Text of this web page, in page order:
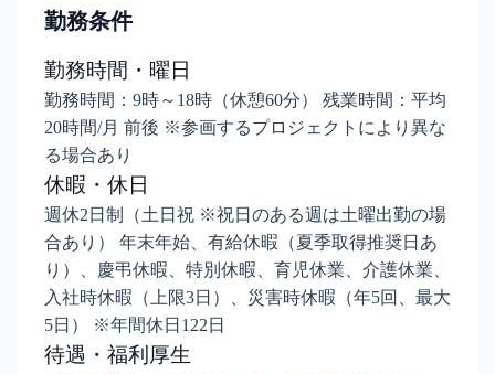
勤務条件
勤務時間・曜日
勤務時間：9時～18時（休憩60分） 残業時間：平均
20時間/月 前後 ※参画するプロジェクトにより異な
る場合あり
休暇・休日
週休2日制（土日祝 ※祝日のある週は土曜出勤の場
合あり） 年末年始、有給休暇（夏季取得推奨日あ
り）、慶弔休暇、特別休暇、育児休業、介護休業、
入社時休暇（上限3日）、災害時休暇（年5回、最大
5日） ※年間休日122日
待遇・福利厚生